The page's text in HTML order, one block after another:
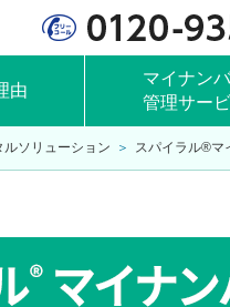
由
マイナン
管理サー
ソリューション ＞ スパイラル®マ